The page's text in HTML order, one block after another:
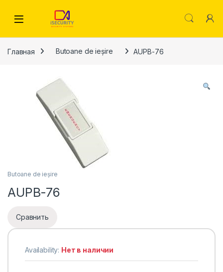
Главная Butoane de ieșire AUPB-76
Butoane de ieșire
AUPB-76
Сравнить
Availability: Нет в наличии